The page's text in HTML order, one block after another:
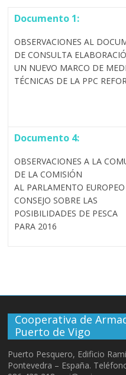
Documento 1:
OBSERVACIONES AL
DE CONSULTA
UN NUEVO MARCO DE
TÉCNICAS DE LA PPC
Documento 4:
OBSERVACIONES A LA
DE LA COMISIÓN
AL PARLAMENTO
CONSEJO SOBRE LAS
POSIBILIDADES DE PESCA
PARA 2016
Cooperativa de
Puerto de Vigo
Puerto Pesquero, Edificio
Pontevedra – España.